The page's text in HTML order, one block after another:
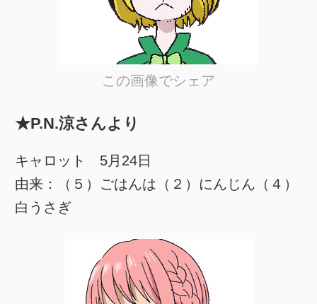
この画像でシェア
★P.N.涼さんより
キャロット 5月24日
由来：（５）ごはんは（２）にんじん（４）
白うさぎ